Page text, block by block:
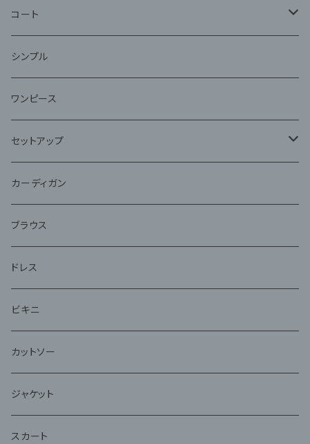
コート
ファー
シンプル
ワンピース
セットアップ
ジャケット
アンサンブル
カーディガン
ブラウス
ドレス
ビキニ
カットソー
ジャケット
スカート